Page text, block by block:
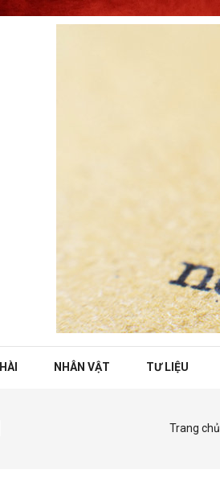
HÀI NHÂN VẬT TƯ LIỆU
Trang chủ